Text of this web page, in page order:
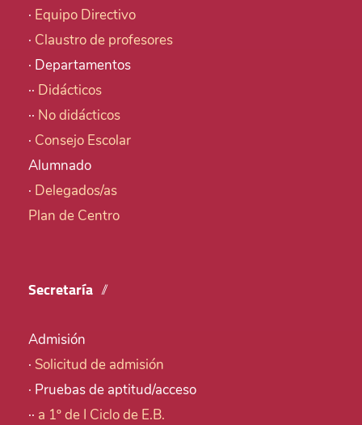
· Equipo Directivo
· Claustro de profesores
· Departamentos
·· Didácticos
·· No didácticos
· Consejo Escolar
Alumnado
· Delegados/as
Plan de Centro
Secretaría
Admisión
· Solicitud de admisión
· Pruebas de aptitud/acceso
·· a 1º de I Ciclo de E.B.